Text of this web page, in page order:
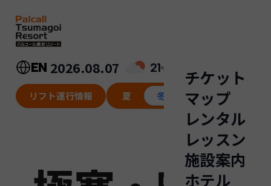
チケット
マップ
レンタル
レッスン
施設案内
ホテル
EN 2026.08.07 21℃
リフト運行情報 夏 冬